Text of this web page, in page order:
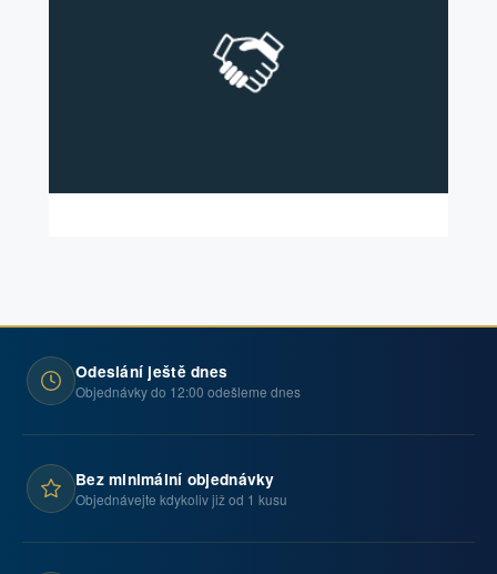
Odeslání ještě dnes
Objednávky do 12:00 odešleme dnes
Bez minimální objednávky
Objednávejte kdykoliv již od 1 kusu